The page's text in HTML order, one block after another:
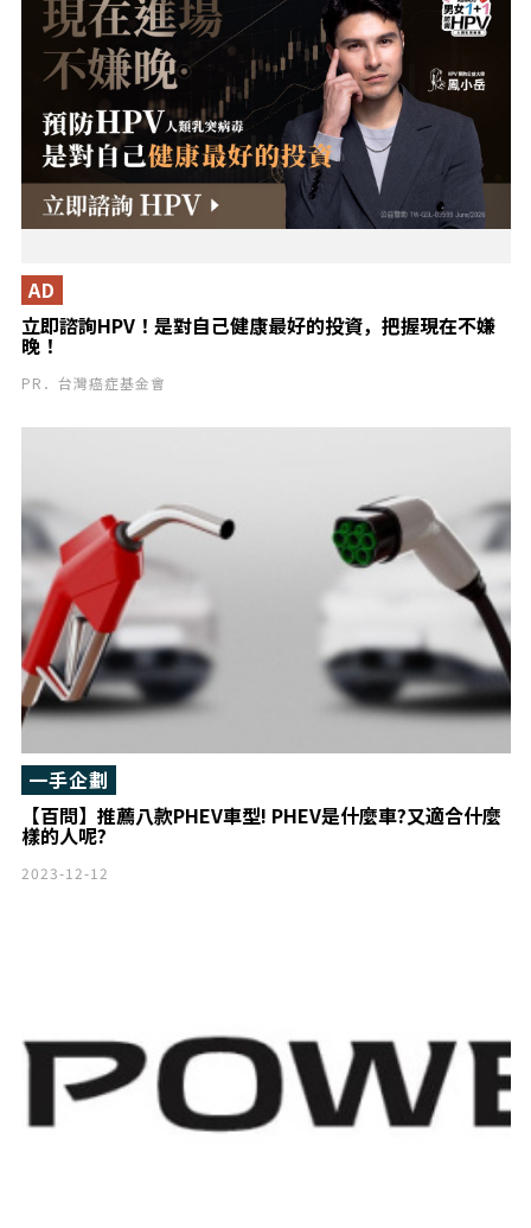
立即諮詢HPV！是對自己健康最好的投資，把握現在不嫌
晚！
AD
PR．台灣癌症基金會
【百問】推薦八款PHEV車型! PHEV是什麼車?又適合什麼
樣的人呢?
一手企劃
2023-12-12